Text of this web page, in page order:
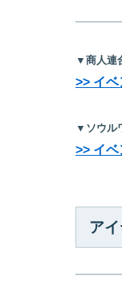
▼商人連
>> イ
▼ソウル
>> イ
ア